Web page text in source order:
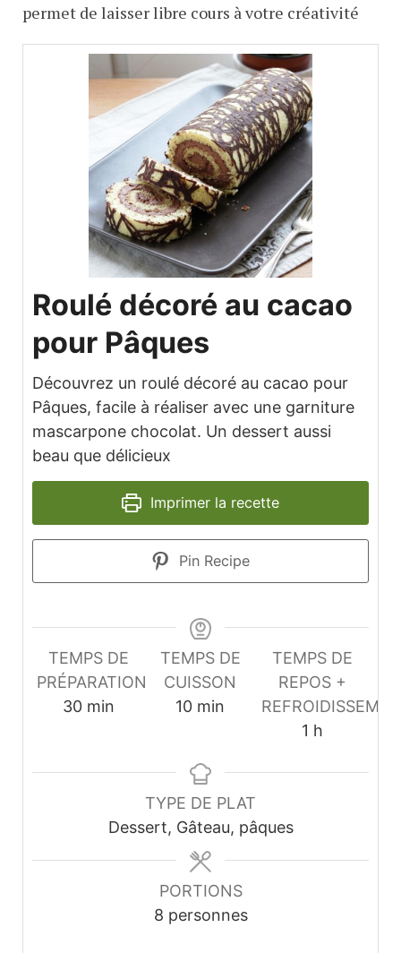
permet de laisser libre cours à votre créativité
Roulé décoré au cacao
pour Pâques
Découvrez un roulé décoré au cacao pour
Pâques, facile à réaliser avec une garniture
mascarpone chocolat. Un dessert aussi
beau que délicieux
Imprimer la recette
Pin Recipe
TEMPS DE
PRÉPARATION
30minutes
min
TEMPS DE
CUISSON
10minutes
min
TEMPS DE
REPOS +
1 heure
h
TYPE DE PLAT
Dessert, Gâteau, pâques
PORTIONS
8 personnes